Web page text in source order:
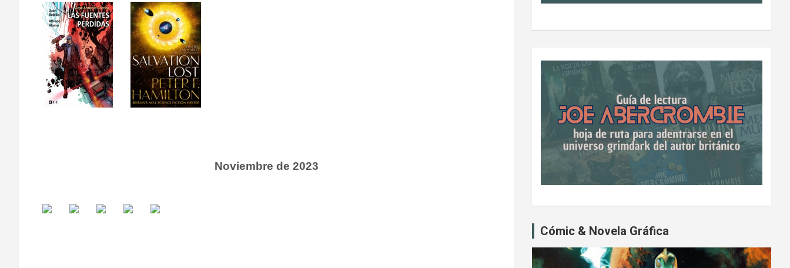
Noviembre de 2023
Cómic & Novela Gráfica